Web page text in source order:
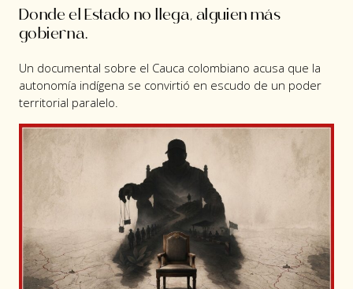
Donde el Estado no llega, alguien más
gobierna.
Un documental sobre el Cauca colombiano acusa que la
autonomía indígena se convirtió en escudo de un poder
territorial paralelo.